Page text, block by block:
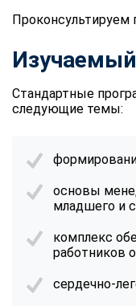
Проконсультируем
Стандартные
следующие темы:
основы
младшего и
комплекс
работников
сердечно-